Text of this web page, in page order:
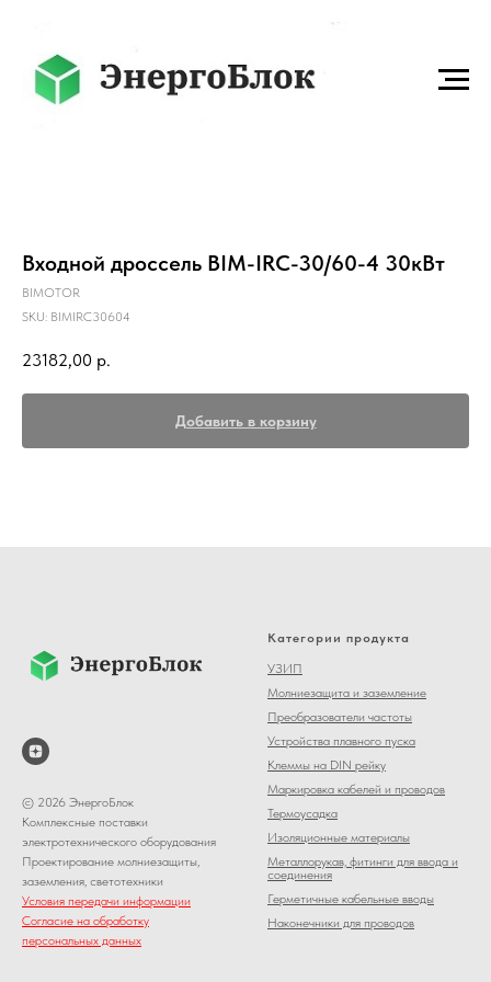
Входной дроссель BIM-IRC-30/60-4 30кВт
BIMOTOR
SKU: BIMIRC30604
23182,00 р.
Добавить в корзину
© 2026 ЭнергоБлок
Комплексные поставки
электротехнического оборудования
Проектирование молниезащиты,
заземления, светотехники
Условия передачи информации
Согласие на обработку
персональных данных
Категории продукта
УЗИП
Молниезащита и заземление
Преобразователи частоты
Устройства плавного пуска
Клеммы на DIN рейку
Маркировка кабелей и проводов
Термоусадка
Изоляционные материалы
Металлорукав, фитинги для ввода и
соединения
Герметичные кабельные вводы
Наконечники для проводов